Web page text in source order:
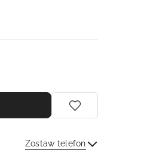
Zostaw telefon